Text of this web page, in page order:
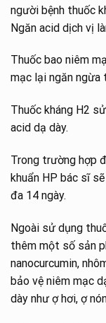
người bệnh thuốc
Ngăn acid dịch vị
Thuốc bao niêm
mạc lại ngăn
Thuốc kháng H2
acid dạ dày.
Trong trường hợp
khuẩn HP bác sĩ
đa 14 ngày.
Ngoài sử dụng
thêm một số sản
nanocurcumin,
bảo vệ niêm mạc
dày như ợ hơi, ợ